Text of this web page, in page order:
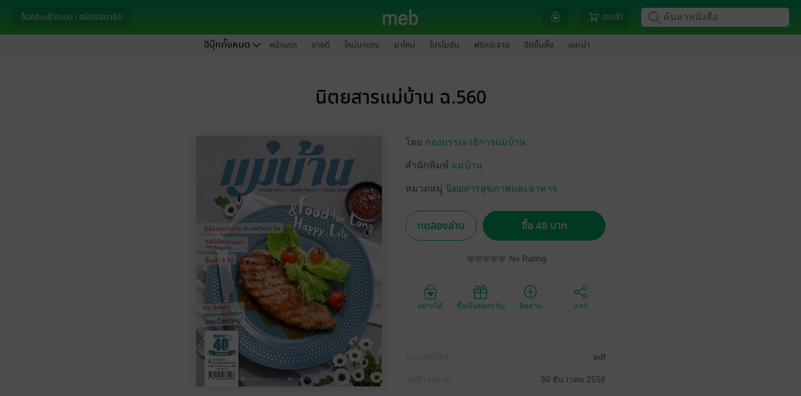
ล็อกอินเข้าระบบ / สมัครสมาชิก ตะกร้า
อีบุ๊กทั้งหมด หน้าแรก ขายดี ใหม่มาแรง มาใหม่ โปรโมชัน ฟรีกระจาย ฮิตขึ้นหิ้ง แนะนำ
นิตยสารแม่บ้าน ฉ.560
โดย กองบรรณาธิการแม่บ้าน
สำนักพิมพ์ แม่บ้าน
หมวดหมู่ นิตยสารสุขภาพและอาหาร
ทดลองอ่าน ซื้อ 48 บาท
No Rating
อยากได้ ซื้อเป็นของขวัญ ติดตาม แชร์
pdf
30 ธันวาคม 2558